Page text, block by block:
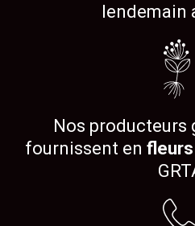
lendemain
Nos producteurs
fournissent en